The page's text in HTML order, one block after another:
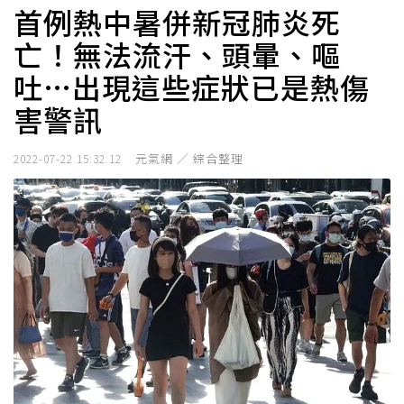
首例熱中暑併新冠肺炎死
亡！無法流汗、頭暈、嘔
吐…出現這些症狀已是熱傷
害警訊
2022-07-22 15:32:12 元氣網 ／ 綜合整理